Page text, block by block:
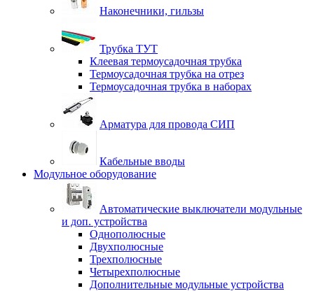
Наконечники, гильзы
Трубка ТУТ
Клеевая термоусадочная трубка
Термоусадочная трубка на отрез
Термоусадочная трубка в наборах
Арматура для провода СИП
Кабельные вводы
Модульное оборудование
Автоматические выключатели модульные
и доп. устройства
Однополюсные
Двухполюсные
Трехполюсные
Четырехполюсные
Дополнительные модульные устройства